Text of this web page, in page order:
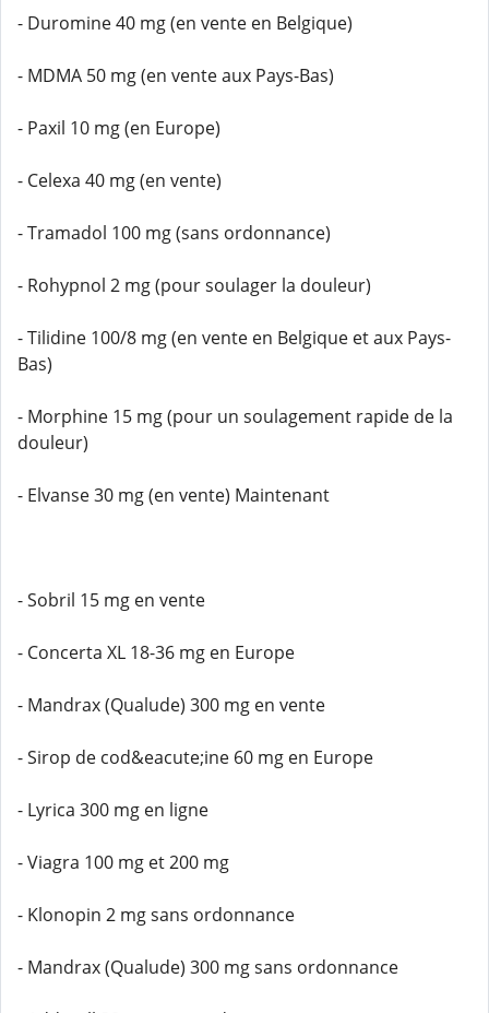
- Duromine 40 mg (en vente en Belgique)
- MDMA 50 mg (en vente aux Pays-Bas)
- Paxil 10 mg (en Europe)
- Celexa 40 mg (en vente)
- Tramadol 100 mg (sans ordonnance)
- Rohypnol 2 mg (pour soulager la douleur)
- Tilidine 100/8 mg (en vente en Belgique et aux Pays-
Bas)
- Morphine 15 mg (pour un soulagement rapide de la
douleur)
- Elvanse 30 mg (en vente) Maintenant
- Sobril 15 mg en vente
- Concerta XL 18-36 mg en Europe
- Mandrax (Qualude) 300 mg en vente
- Sirop de cod&eacute;ine 60 mg en Europe
- Lyrica 300 mg en ligne
- Viagra 100 mg et 200 mg
- Klonopin 2 mg sans ordonnance
- Mandrax (Qualude) 300 mg sans ordonnance